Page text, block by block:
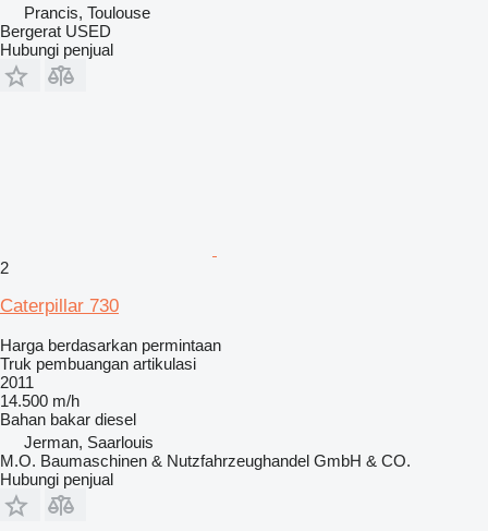
Prancis, Toulouse
Bergerat USED
Hubungi penjual
2
Caterpillar 730
Harga berdasarkan permintaan
Truk pembuangan artikulasi
2011
14.500 m/h
Bahan bakar diesel
Jerman, Saarlouis
M.O. Baumaschinen & Nutzfahrzeughandel GmbH & CO.
Hubungi penjual